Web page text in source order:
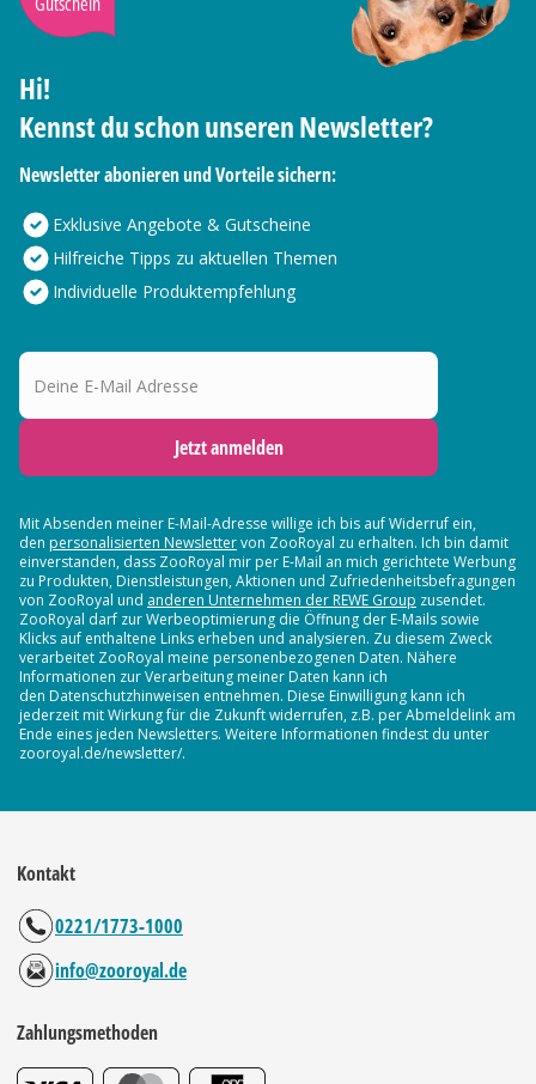
Hi!
Kennst du schon unseren Newsletter?
Newsletter abonieren und Vorteile sichern:
Exklusive Angebote & Gutscheine
Hilfreiche Tipps zu aktuellen Themen
Individuelle Produktempfehlung
Deine E-Mail Adresse
Jetzt anmelden
Mit Absenden meiner E-Mail-Adresse willige ich bis auf Widerruf ein,
den personalisierten Newslettervon ZooRoyal zu erhalten. Ich bin damit
einverstanden, dass ZooRoyal mir per E-Mail an mich gerichtete Werbung
zu Produkten, Dienstleistungen, Aktionen und Zufriedenheitsbefragungen
von ZooRoyal und anderen Unternehmen der REWE Group zusendet.
ZooRoyal darf zur Werbeoptimierung die Öffnung der E-Mails sowie
Klicks auf enthaltene Links erheben und analysieren. Zu diesem Zweck
verarbeitet ZooRoyal meine personenbezogenen Daten. Nähere
Informationen zur Verarbeitung meiner Daten kann ich
den Datenschutzhinweisen entnehmen. Diese Einwilligung kann ich
jederzeit mit Wirkung für die Zukunft widerrufen, z.B. per Abmeldelink am
Ende eines jeden Newsletters. Weitere Informationen findest du unter
zooroyal.de/newsletter/.
Kontakt
0221/1773-1000
info@zooroyal.de
Zahlungsmethoden